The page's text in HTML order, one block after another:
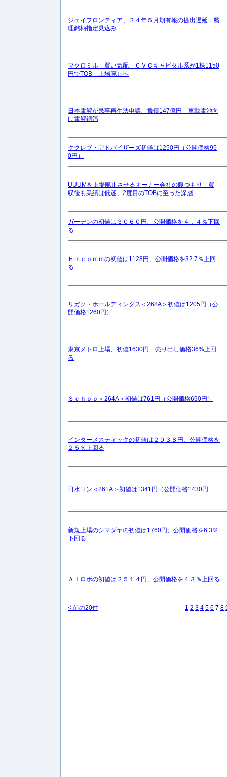
ジェイフロンティア、２４年５月期有報の提出遅延＝監
理銘柄指定見込み
マクロミル－買い気配 ＣＶＣキャピタル系が1株1150
円でTOB 上場廃止へ
日本電解が民事再生法申請、負債147億円 車載電池向
け電解銅箔
ククレブ・アドバイザーズ初値は1250円（公開価格95
0円）
UUUMを上場廃止させるオーナー会社の腹づもり 買
収後も業績は低迷、2度目のTOBに至った深層
ガーデンの初値は３０６０円、公開価格を４．４％下回
る
Ｈｍｃｏｍｍの初値は1128円、公開価格を32.7％上回
る
リガク・ホールディングス＜268A＞初値は1205円（公
開価格1260円）
東京メトロ上場、初値1630円 売り出し価格36%上回
る
Ｓｃｈｏｏ＜264A＞初値は761円（公開価格690円）
インターメスティックの初値は２０３８円、公開価格を
２５％上回る
日水コン＜261A＞初値は1341円（公開価格1430円
新規上場のシマダヤの初値は1760円、公開価格を6.3％
下回る
Ａｉロボの初値は２５１４円、公開価格を４３％上回る
< 前の20件 1 2 3 4 5 6 7 8